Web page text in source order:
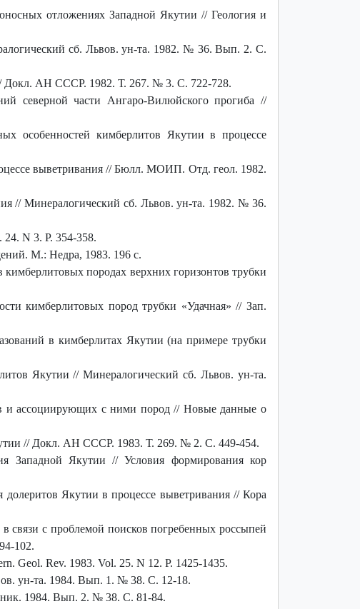
отложениях Западной Якутии // Геология и
сб. Львов. ун-та. 1982. № 36. Вып. 2. С.
Докл. АН СССР. 1982. Т. 267. № 3. С. 722-728.
северной части Ангаро-Вилюйского прогиба //
особенностей кимберлитов Якутии в процессе
выветривания // Бюлл. МОИП. Отд. геол. 1982.
// Минералогический сб. Львов. ун-та. 1982. № 36.
N 3. P. 354-358.
М.: Недра, 1983. 196 с.
породах верхних горизонтов трубки
кимберлитовых пород трубки «Удачная» // Зап.
в кимберлитах Якутии (на примере трубки
Якутии // Минералогический сб. Львов. ун-та.
и ассоциирующих с ними пород // Новые данные о
// Докл. АН СССР. 1983. Т. 269. № 2. С. 449-454.
Западной Якутии // Условия формирования кор
долеритов Якутии в процессе выветривания // Кора
связи с проблемой поисков погребенных россыпей
102.
Geol. Rev. 1983. Vol. 25. N 12. P. 1425-1435.
ун-та. 1984. Вып. 1. № 38. С. 12-18.
1984. Вып. 2. № 38. С. 81-84.